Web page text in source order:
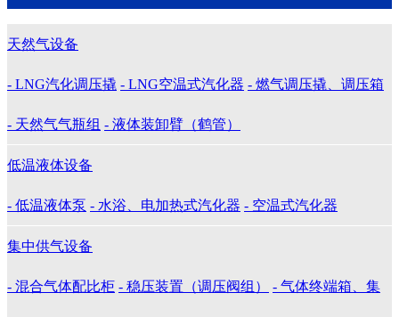
天然气设备
- LNG汽化调压撬 - LNG空温式汽化器 - 燃气调压撬、调压箱
- 天然气气瓶组 - 液体装卸臂（鹤管）
低温液体设备
- 低温液体泵 - 水浴、电加热式汽化器 - 空温式汽化器
集中供气设备
- 混合气体配比柜 - 稳压装置（调压阀组） - 气体终端箱、集